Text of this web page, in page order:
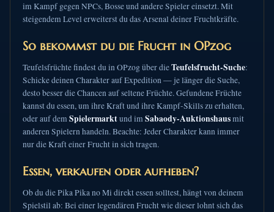
im Kampf gegen NPCs, Bosse und andere Spieler einsetzt. Mit
steigendem Level erweiterst du das Arsenal deiner Fruchtkräfte.
So bekommst du die Frucht in OPzog
Teufelsfrüchte findest du in OPzog über dieTeufelsfrucht-Suche:
Schicke deinen Charakter auf Expedition — je länger die Suche,
desto besser die Chancen auf seltene Früchte. Gefundene Früchte
kannst du essen, um ihre Kraft und ihre Kampf-Skills zu erhalten,
oder auf dem Spielermarktund im Sabaody-Auktionshausmit
anderen Spielern handeln. Beachte: Jeder Charakter kann immer
nur die Kraft einer Frucht in sich tragen.
Essen, verkaufen oder aufheben?
Ob du die Pika Pika no Mi direkt essen solltest, hängt von deinem
Spielstil ab: Bei einer legendären Frucht wie dieser lohnt sich das